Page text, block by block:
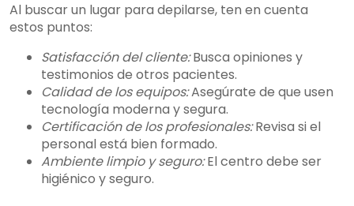
Al buscar un lugar para depilarse, ten en cuenta
estos puntos:
Satisfacción del cliente:Busca opiniones y
testimonios de otros pacientes.
Calidad de los equipos:Asegúrate de que usen
tecnología moderna y segura.
Certificación de los profesionales:Revisa si el
personal está bien formado.
Ambiente limpio y seguro:El centro debe ser
higiénico y seguro.